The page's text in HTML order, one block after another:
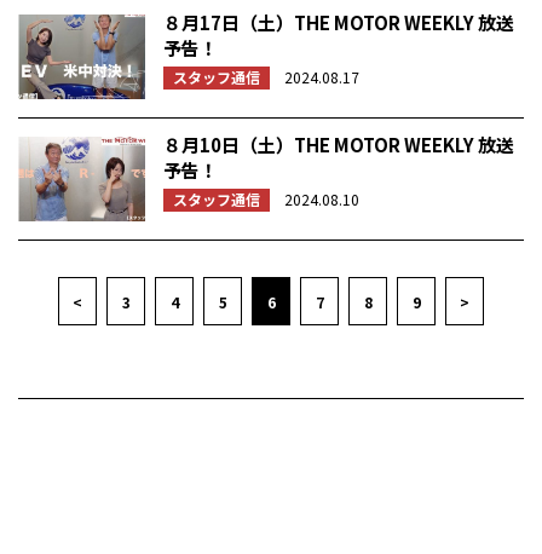
８月17日（土）THE MOTOR WEEKLY 放送
予告！
スタッフ通信 2024.08.17
８月10日（土）THE MOTOR WEEKLY 放送
予告！
スタッフ通信 2024.08.10
< 3 4 5 6 7 8 9 >